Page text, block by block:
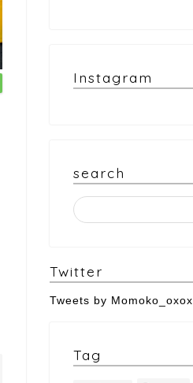
Instagram
search
Twitter
Tweets by Momoko_oxox
Tag